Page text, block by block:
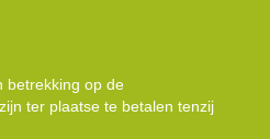
betrekking op de
ter plaatse te betalen tenzij